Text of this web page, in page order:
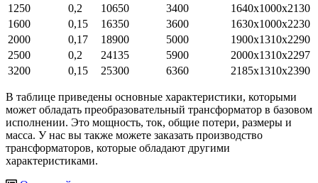
1250
0,2 10650 3400
1640х1000х2130
1600
0,15 16350 3600
1630х1000х2230
2000
0,17 18900 5000
1900х1310х2290
2500
0,2 24135 5900
2000х1310х2297
3200
0,15 25300 6360 2185х1310х2390
В таблице приведены основные характеристики, которыми
может обладать преобразовательный трансформатор в базовом
исполнении. Это мощность, ток, общие потери, размеры и
масса. У нас вы также можете заказать производство
трансформаторов, которые обладают другими
характеристиками.